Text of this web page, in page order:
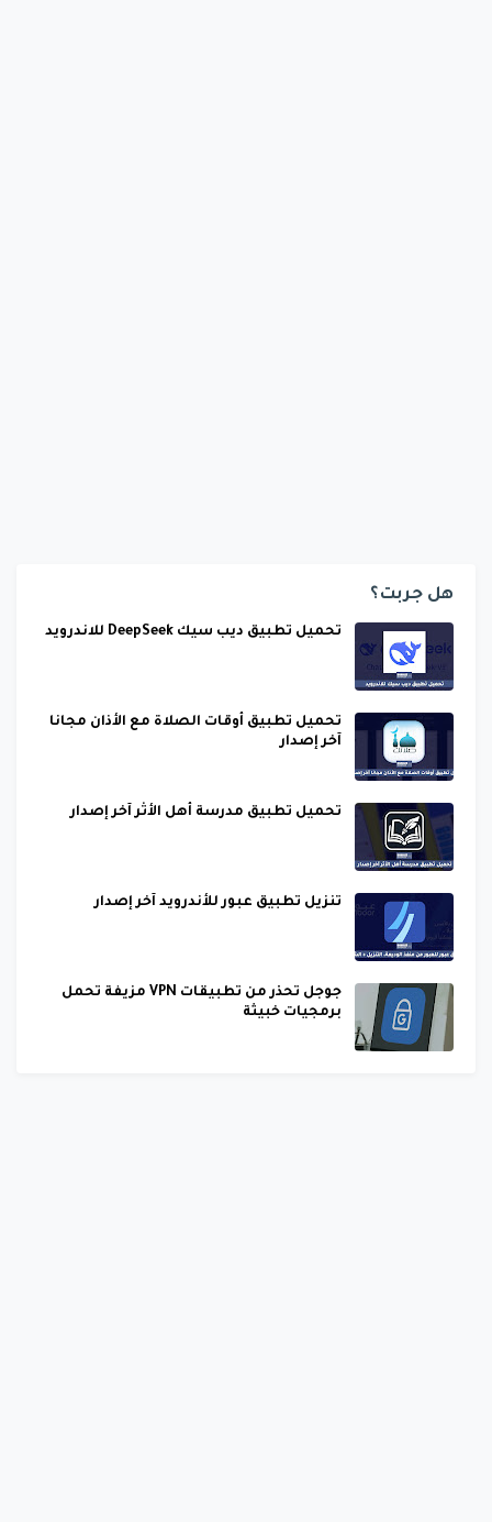
هل جربت؟
تحميل تطبيق ديب سيك DeepSeek للاندرويد
تحميل تطبيق أوقات الصلاة مع الأذان مجانا
آخر إصدار
تحميل تطبيق مدرسة أهل الأثر آخر إصدار
تنزيل تطبيق عبور للأندرويد آخر إصدار
جوجل تحذر من تطبيقات VPN مزيفة تحمل
برمجيات خبيثة